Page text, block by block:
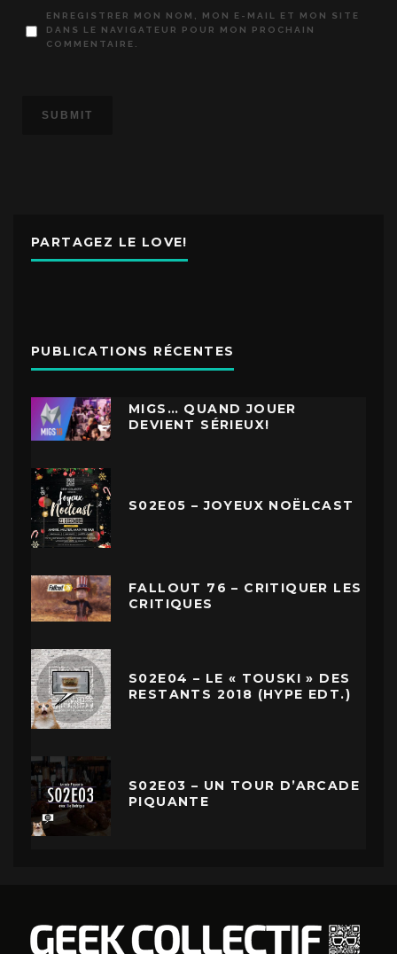
ENREGISTRER MON NOM, MON E-MAIL ET MON SITE
DANS LE NAVIGATEUR POUR MON PROCHAIN
COMMENTAIRE.
PARTAGEZ LE LOVE!
PUBLICATIONS RÉCENTES
MIGS… QUAND JOUER
DEVIENT SÉRIEUX!
S02E05 – JOYEUX NOËLCAST
FALLOUT 76 – CRITIQUER LES
CRITIQUES
S02E04 – LE « TOUSKI » DES
RESTANTS 2018 (HYPE EDT.)
S02E03 – UN TOUR D’ARCADE
PIQUANTE